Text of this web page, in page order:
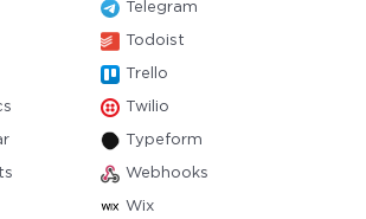
Telegram
Todoist
Trello
Twilio
Typeform
Webhooks
Wix